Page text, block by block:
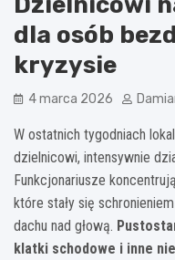
dla osób
kryzysie
4 marca 2026
W ostatnich tygodniach
dzielnicowi, intensywnie
Funkcjonariusze
które stały się
dachu nad głową.
klatki schodowe i inne